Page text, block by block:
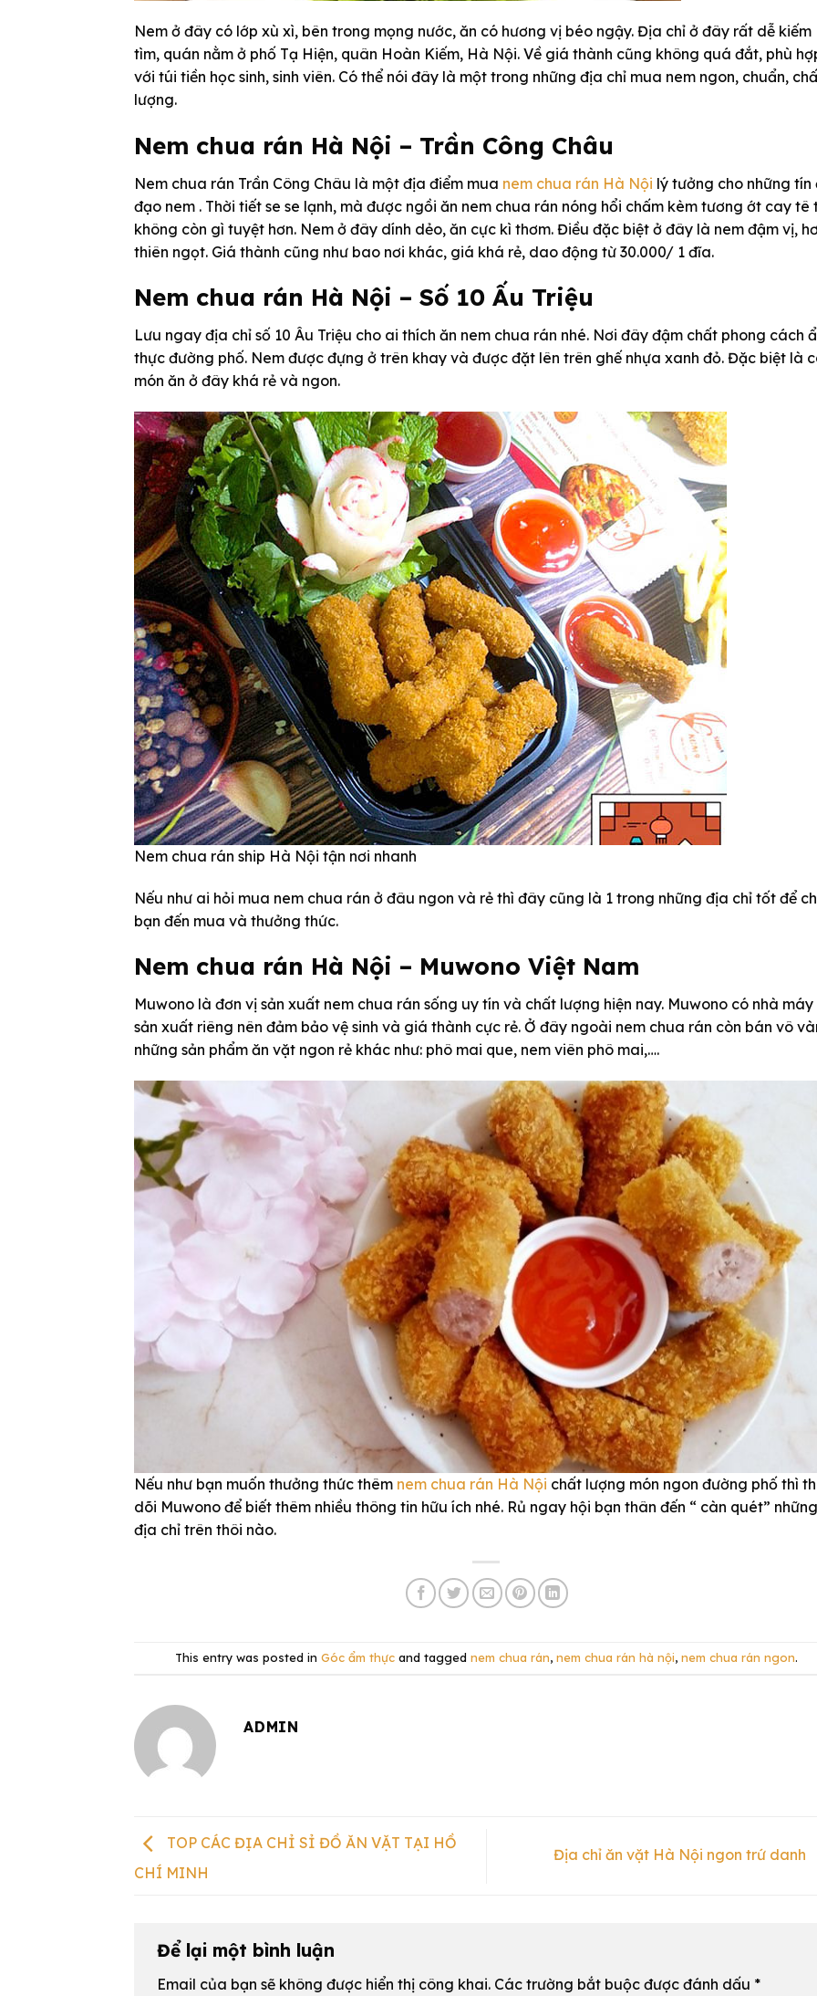
Nem ở đây có lớp xù xì, bên trong mọng nước, ăn có hương vị béo ngậy. Địa chỉ ở đây rất dễ kiếm
tìm, quán nằm ở phố Tạ Hiện, quân Hoàn Kiếm, Hà Nội. Về giá thành cũng không quá đắt, phù
với túi tiền học sinh, sinh viên. Có thể nói đây là một trong những địa chỉ mua nem ngon, chuẩn,
lượng.
Nem chua rán Hà Nội – Trần Công Châu
Nem chua rán Trần Công Châu là một địa điểm mua nem chua rán Hà Nội lý tưởng cho những tín
đạo nem . Thời tiết se se lạnh, mà được ngồi ăn nem chua rán nóng hổi chấm kèm tương ớt cay tê
không còn gì tuyệt hơn. Nem ở đây dính dẻo, ăn cực kì thơm. Điều đặc biệt ở đây là nem đậm vị,
thiên ngọt. Giá thành cũng như bao nơi khác, giá khá rẻ, dao động từ 30.000/ 1 đĩa.
Nem chua rán Hà Nội – Số 10 Ấu Triệu
Lưu ngay địa chỉ số 10 Âu Triệu cho ai thích ăn nem chua rán nhé. Nơi đây đậm chất phong cách
thực đường phố. Nem được đựng ở trên khay và được đặt lên trên ghế nhựa xanh đỏ. Đặc biệt là
món ăn ở đây khá rẻ và ngon.
Nem chua rán ship Hà Nội tận nơi nhanh
Nếu như ai hỏi mua nem chua rán ở đâu ngon và rẻ thì đây cũng là 1 trong những địa chỉ tốt để
bạn đến mua và thưởng thức.
Nem chua rán Hà Nội – Muwono Việt Nam
Muwono là đơn vị sản xuất nem chua rán sống uy tín và chất lượng hiện nay. Muwono có nhà máy
sản xuất riêng nên đảm bảo vệ sinh và giá thành cực rẻ. Ở đây ngoài nem chua rán còn bán vô
những sản phẩm ăn vặt ngon rẻ khác như: phô mai que, nem viên phô mai,….
Nếu như bạn muốn thưởng thức thêm nem chua rán Hà Nội chất lượng món ngon đường phố thì
dõi Muwono để biết thêm nhiều thông tin hữu ích nhé. Rủ ngay hội bạn thân đến “ càn quét” những
địa chỉ trên thôi nào.
This entry was posted in Góc ẩm thựcand tagged nem chua rán, nem chua rán hà nội, nem chua rán ngon.
ADMIN
TOP CÁC ĐỊA CHỈ SỈ ĐỒ ĂN VẶT TẠI HỒ
CHÍ MINH
Địa chỉ ăn vặt Hà Nội ngon trứ danh
Để lại một bình luận
Email của bạn sẽ không được hiển thị công khai. Các trường bắt buộc được đánh dấu *